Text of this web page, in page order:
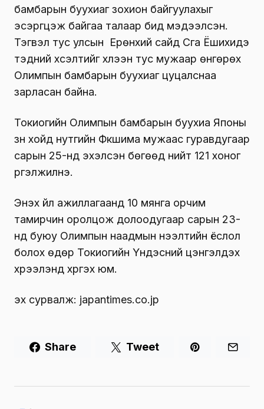
бамбарын буухиаг зохион байгуулахыг
эсэргүүцэж байгаа талаар бид мэдээлсэн.
Тэгвэл тус улсын Ерөнхий сайд Сүга Ёшихидэ
тэдний хүсэлтийг хүлээн тус мужаар өнгөрөх
Олимпын бамбарын буухиаг цуцалснаа
зарласан байна.
Токиогийн Олимпын бамбарын буухиа Японы
зүүн хойд нутгийн Фүкүшима мужаас гуравдугаар
сарын 25-нд эхэлсэн бөгөөд нийт 121 хоног
үргэлжилнэ.
Энэхүү үйл ажиллагаанд 10 мянга орчим
тамирчин оролцож долоодугаар сарын 23-
нд буюу Олимпын наадмын нээлтийн ёслол
болох өдөр Токиогийн Үндэсний цэнгэлдэх
хүрээлэнд хүргэх юм.
эх сурвалж: japantimes.co.jp
Share Tweet